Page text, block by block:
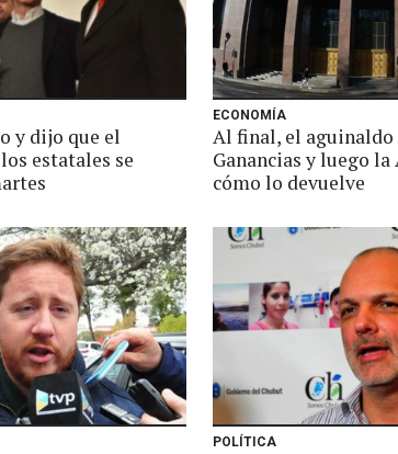
y dijo que el
estatales se
ECONOMÍA
Al final, el aguinaldo
Ganancias y luego
cómo lo devuelve
POLÍTICA